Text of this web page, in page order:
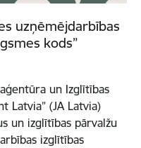
uzņēmējdarbības
kods”
un Izglītības
Latvia” (JA Latvia)
un izglītības pārvalžu
izglītības